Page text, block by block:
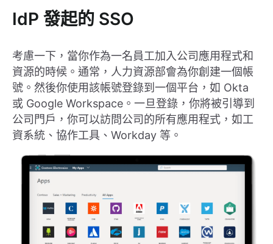
IdP 發起的 SSO
考慮一下，當你作為一名員工加入公司應用程式和
資源的時候。通常，人力資源部會為你創建一個帳
號。然後你使用該帳號登錄到一個平台，如 Okta
或 Google Workspace。一旦登錄，你將被引導到
公司門戶，你可以訪問公司的所有應用程式，如工
資系統、協作工具、Workday 等。